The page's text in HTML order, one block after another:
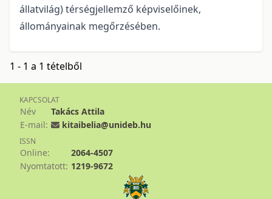
állatvilág) térségjellemző képviselőinek,
állományainak megőrzésében.
1 - 1 a 1 tételből
KAPCSOLAT
Név
Takács Attila
E-mail:
kitaibelia@unideb.hu
ISSN
Online:
2064-4507
Nyomtatott: 1219-9672